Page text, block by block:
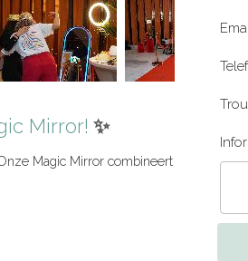
Mirror! ✨
Magic Mirror combineert